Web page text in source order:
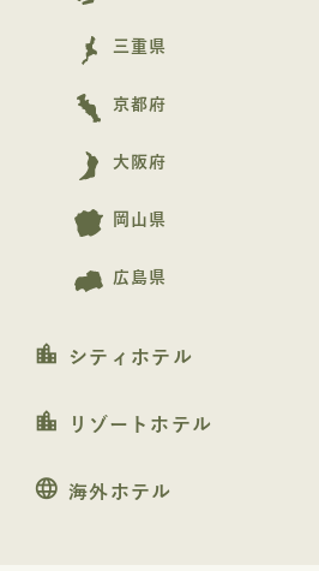
三重県
京都府
大阪府
岡山県
広島県
location_city シティホテル
location_city リゾートホテル
language 海外ホテル